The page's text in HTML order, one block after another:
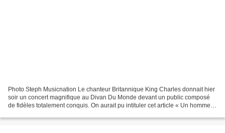
Photo Steph Musicnation Le chanteur Britannique King Charles donnait hier
soir un concert magnifique au Divan Du Monde devant un public composé
de fidèles totalement conquis. On aurait pu intituler cet article « Un homme et